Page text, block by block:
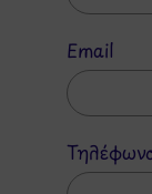
Email